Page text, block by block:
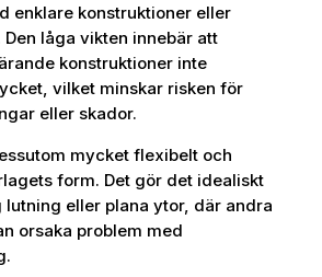
enklare konstruktioner eller
låga vikten innebär att
konstruktioner inte
vilket minskar risken för
eller skador.
mycket flexibelt och
form. Det gör det idealiskt
eller plana ytor, där andra
orsaka problem med